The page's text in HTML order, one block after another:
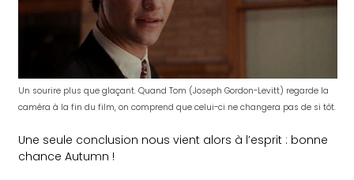
Un sourire plus que glaçant. Quand Tom (Joseph Gordon-Levitt) regarde la
caméra à la fin du film, on comprend que celui-ci ne changera pas de si tôt.
Une seule conclusion nous vient alors à l’esprit : bonne
chance Autumn !